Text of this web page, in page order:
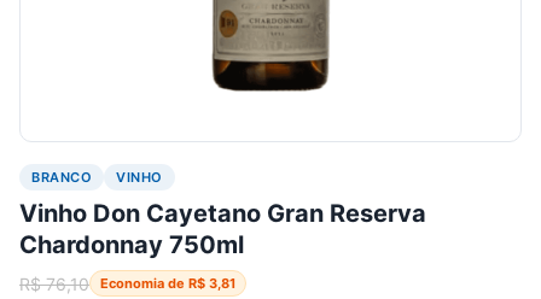
BRANCO VINHO
Vinho Don Cayetano Gran Reserva
Chardonnay 750ml
R$76,10 Economia de R$ 3,81